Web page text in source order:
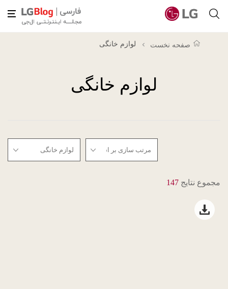
صفحه نخست لوازم خانگی
لوازم خانگی
مجموع نتایج 147
Open file download list